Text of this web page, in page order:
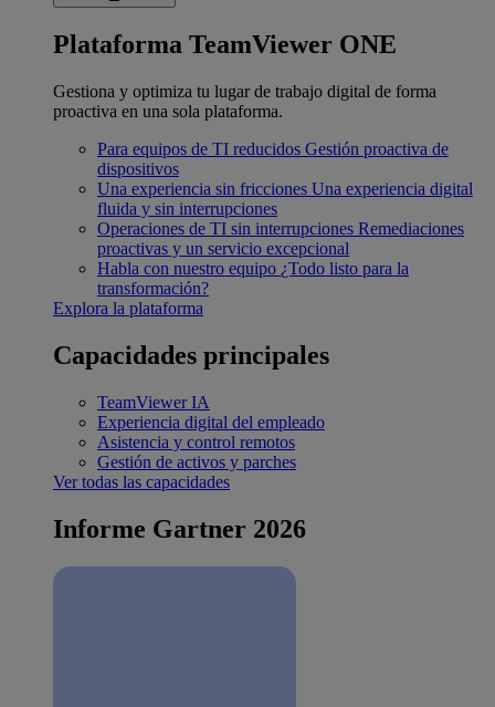
Plataforma TeamViewer ONE
Gestiona y optimiza tu lugar de trabajo digital de forma
proactiva en una sola plataforma.
Para equipos de TI reducidos Gestión proactiva de
dispositivos
Una experiencia sin fricciones Una experiencia digital
fluida y sin interrupciones
Operaciones de TI sin interrupciones Remediaciones
proactivas y un servicio excepcional
Habla con nuestro equipo ¿Todo listo para la
transformación?
Explora la plataforma
Capacidades principales
TeamViewer IA
Experiencia digital del empleado
Asistencia y control remotos
Gestión de activos y parches
Ver todas las capacidades
Informe Gartner 2026